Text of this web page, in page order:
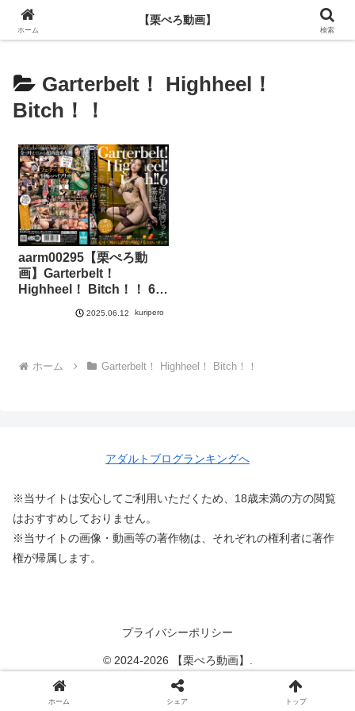
【栗ぺろ動画】
Garterbelt！ Highheel！
Bitch！！
aarm00295【栗ぺろ動
画】Garterbelt！
Highheel！ Bitch！！ 6
2025.06.12 kuripero
ホーム Garterbelt！ Highheel！ Bitch！！
アダルトブログランキングへ
※当サイトは安心してご利用いただくため、18歳未満の方の閲覧
はおすすめしておりません。
※当サイトの画像・動画等の著作物は、それぞれの権利者に著作
権が帰属します。
プライバシーポリシー
© 2024-2026 【栗ぺろ動画】.
ホーム
【栗ぺろ動画】
検索
ホーム シェア トップ